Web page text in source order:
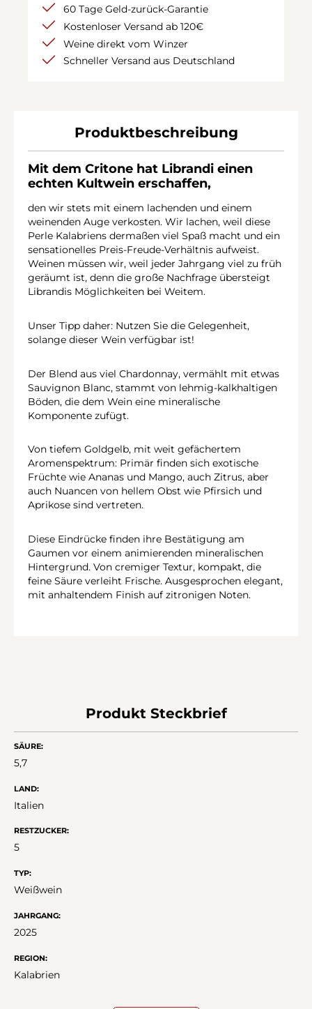
60 Tage Geld-zurück-Garantie
Kostenloser Versand ab 120€
Weine direkt vom Winzer
Schneller Versand aus Deutschland
Produktbeschreibung
Mit dem Critone hat Librandi einen
echten Kultwein erschaffen,
den wir stets mit einem lachenden und einem
weinenden Auge verkosten. Wir lachen, weil diese
Perle Kalabriens dermaßen viel Spaß macht und ein
sensationelles Preis-Freude-Verhältnis aufweist.
Weinen müssen wir, weil jeder Jahrgang viel zu früh
geräumt ist, denn die große Nachfrage übersteigt
Librandis Möglichkeiten bei Weitem.
Unser Tipp daher: Nutzen Sie die Gelegenheit,
solange dieser Wein verfügbar ist!
Der Blend aus viel Chardonnay, vermählt mit etwas
Sauvignon Blanc, stammt von lehmig-kalkhaltigen
Böden, die dem Wein eine mineralische
Komponente zufügt.
Von tiefem Goldgelb, mit weit gefächertem
Aromenspektrum: Primär finden sich exotische
Früchte wie Ananas und Mango, auch Zitrus, aber
auch Nuancen von hellem Obst wie Pfirsich und
Aprikose sind vertreten.
Diese Eindrücke finden ihre Bestätigung am
Gaumen vor einem animierenden mineralischen
Hintergrund. Von cremiger Textur, kompakt, die
feine Säure verleiht Frische. Ausgesprochen elegant,
mit anhaltendem Finish auf zitronigen Noten.
Produkt Steckbrief
SÄURE:
5,7
LAND:
Italien
RESTZUCKER:
5
TYP:
Weißwein
JAHRGANG:
2025
REGION:
Kalabrien